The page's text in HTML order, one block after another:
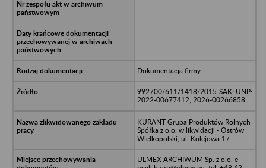
Dokumentacja firmy
992700/611/1418/2015-SAK; UNP:
2022-00677412, 2026-00266858
KURANT Grupa Produktów Rolnych
Spółka z o.o. w likwidacji - Ostrów
Wielkopolski, ul. Kolejowa 17
ULMEX ARCHIWUM Sp. z o.o. e-